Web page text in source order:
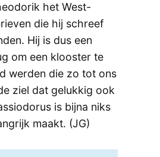
het West-
die hij schreef
Hij is dus een
om een klooster te
werden die zo tot ons
ziel dat gelukkig ook
is bijna niks
maakt. (JG)